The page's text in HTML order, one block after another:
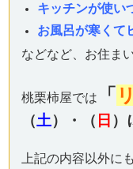
キッチンが使い
お風呂が寒くて
などなど、 お住ま
桃栗柿屋では 「
（土）・（ 日 ）
上記の内容以外に